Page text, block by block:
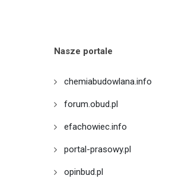
Nasze portale
chemiabudowlana.info
forum.obud.pl
efachowiec.info
portal-prasowy.pl
opinbud.pl